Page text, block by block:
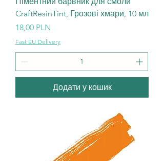
CraftResinTint, Грозові хмари, 10 мл
Ціна
18,00 PLN
Fast EU Delivery
Додати у кошик